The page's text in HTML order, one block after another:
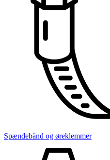
Spændebånd og øreklemmer